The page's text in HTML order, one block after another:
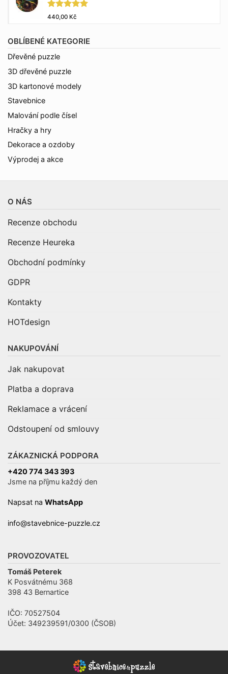
Hodnocení
440,00 Kč
OBLÍBENÉ KATEGORIE
Dřevěné puzzle
3D dřevěné puzzle
3D kartonové modely
Stavebnice
Malování podle čísel
Hračky a hry
Dekorace a ozdoby
Výprodej a akce
O NÁS
Recenze obchodu
Recenze Heureka
Obchodní podmínky
GDPR
Kontakty
HOTdesign
NAKUPOVÁNÍ
Jak nakupovat
Platba a doprava
Reklamace a vrácení
Odstoupení od smlouvy
ZÁKAZNICKÁ PODPORA
+420 774 343 393
Jsme na příjmu každý den
Napsat na WhatsApp
info@stavebnice-puzzle.cz
PROVOZOVATEL
Tomáš Peterek
K Posvátnému 368
398 43 Bernartice
IČO: 70527504
Účet: 349239591/0300 (ČSOB)